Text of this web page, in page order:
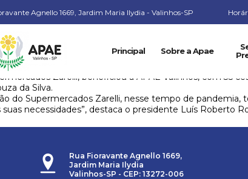
Agnello 1669, Jardim Maria Ilydia - Valinhos-SP
Principal Sobre a Apae
Supermercados
Zarelli, beneficiou a APAE Valinhos, com 35
da Silva.
do Supermercados Zarelli, nesse tempo de
necessidades”, destaca o presidente Luís Roberto
Rua Fioravante Agnello 1669,
Jardim Maria Ilydia
Valinhos-SP - CEP: 13272-006